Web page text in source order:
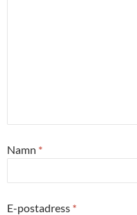
Namn *
E-postadress *